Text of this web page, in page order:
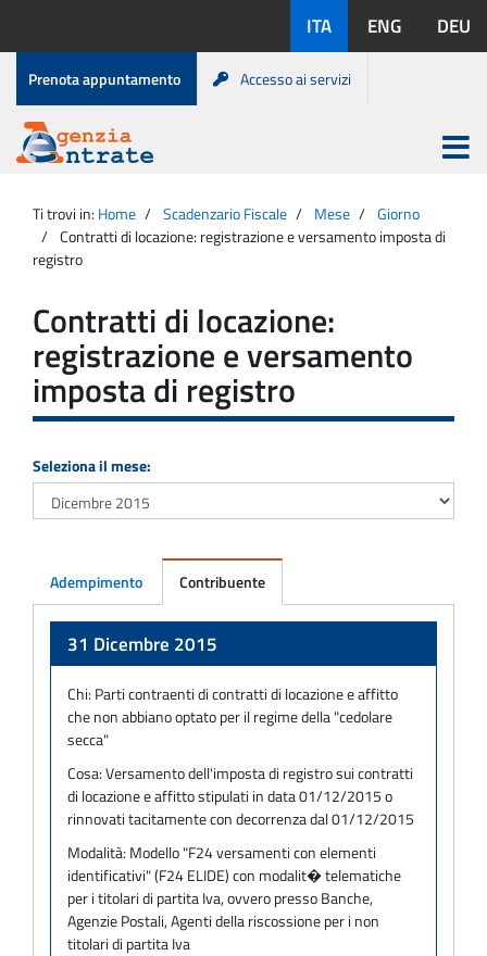
contenuto
disponibili:
ITA ENG DEU
Menu
di
servizio
Prenota appuntamento Accesso ai servizi
Agenzia
Entrate
Apri
menu
principale
Ti trovi in: Home Scadenzario Fiscale Mese
Giorno
Contratti di locazione: registrazione e versamento imposta di
registro
Contratti di locazione:
registrazione e versamento
imposta di registro
Seleziona il mese:
Adempimento Contribuente
31 Dicembre 2015
Chi: Parti contraenti di contratti di locazione e affitto
che non abbiano optato per il regime della "cedolare
secca"
Cosa:Versamento dell'imposta di registro sui contratti
di locazione e affitto stipulati in data 01/12/2015 o
rinnovati tacitamente con decorrenza dal 01/12/2015
Modalità: Modello "F24 versamenti con elementi
identificativi" (F24 ELIDE) con modalit� telematiche
per i titolari di partita Iva, ovvero presso Banche,
Agenzie Postali, Agenti della riscossione per i non
titolari di partita Iva